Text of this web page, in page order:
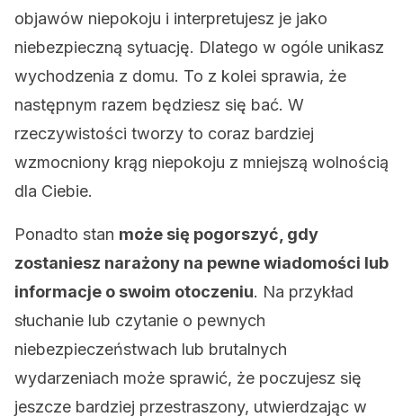
objawów niepokoju i interpretujesz je jako
niebezpieczną sytuację. Dlatego w ogóle unikasz
wychodzenia z domu. To z kolei sprawia, że
następnym razem będziesz się bać. W
rzeczywistości tworzy to coraz bardziej
wzmocniony krąg niepokoju z mniejszą wolnością
dla Ciebie.
Ponadto stan może się pogorszyć, gdy
zostaniesz narażony na pewne wiadomości lub
informacje o swoim otoczeniu. Na przykład
słuchanie lub czytanie o pewnych
niebezpieczeństwach lub brutalnych
wydarzeniach może sprawić, że poczujesz się
jeszcze bardziej przestraszony, utwierdzając w